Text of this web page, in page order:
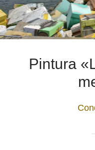
Pintura